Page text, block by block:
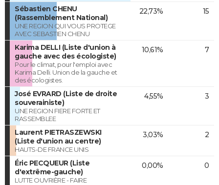
Sébastien CHENU
(Rassemblement National)
UNE REGION QUI VOUS PROTEGE
AVEC SEBASTIEN CHENU
22,73% 15
Karima DELLI (Liste d'union à
gauche avec des écologiste)
Pour le climat, pour l'emploi avec
Karima Delli. Union de la gauche et
des écologistes.
10,61% 7
José EVRARD (Liste de droite
souverainiste)
UNE REGION FIERE FORTE ET
RASSEMBLEE
4,55% 3
Laurent PIETRASZEWSKI
(Liste d'union au centre)
HAUTS-DE FRANCE UNIS
3,03% 2
Éric PECQUEUR (Liste
d'extrême-gauche)
LUTTE OUVRIÈRE - FAIRE
0,00% 0